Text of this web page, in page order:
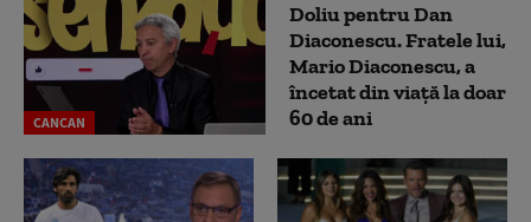
CANCAN
Doliu pentru Dan
Diaconescu. Fratele lui,
Mario Diaconescu, a
încetat din viață la doar
60 de ani